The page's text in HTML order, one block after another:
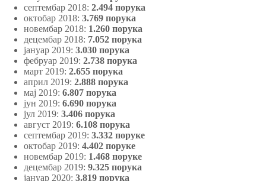
септембар 2018: 2.494 порука
октобар 2018: 3.769 порука
новембар 2018: 1.260 порука
децембар 2018: 7.052 порука
јануар 2019: 3.030 порука
фебруар 2019: 2.738 порука
март 2019: 2.655 порука
април 2019: 2.888 порука
мај 2019: 6.807 порука
јун 2019: 6.690 порука
јул 2019: 3.406 порука
август 2019: 6.108 порука
септембар 2019: 3.332 поруке
октобар 2019: 4.402 поруке
новембар 2019: 1.468 поруке
децембар 2019: 9.325 порука
јануар 2020: 3.819 порука